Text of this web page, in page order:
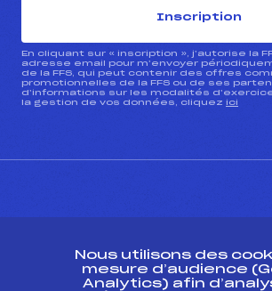
Inscription
En cliquant sur « inscription », j’autorise la
adresse email pour m’envoyer
de la FFS, qui peut contenir des offres
promotionnelles de la FFS ou de ses
d’informations sur les modalités
la gestion de vos données, cliquez ici
ESPACE PRESSE
Nous utilisons des
mesure d’audience
Analytics) afin